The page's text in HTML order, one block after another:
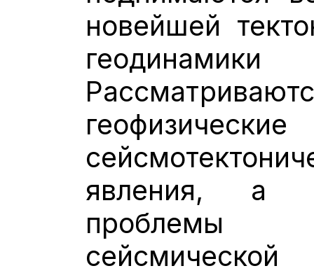
новейшей
явления, а
проблемы